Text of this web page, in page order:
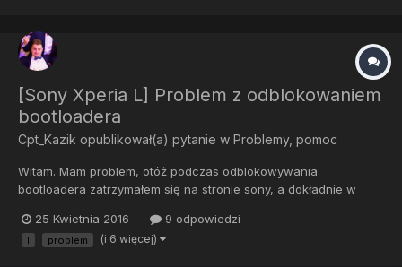
[Sony Xperia L] Problem z odblokowaniem
bootloadera
Cpt_Kazik opublikował(a) pytanie w Problemy, pomoc
Witam. Mam problem, otóż podczas odblokowywania
bootloadera zatrzymałem się na stronie sony, a dokładnie w
tam mojego telefonu. Czy da się jakoś inaczej zdobyć ten kod
odblokowujący ?
25 Kwietnia 2016 9 odpowiedzi
l problem (i 6 więcej)